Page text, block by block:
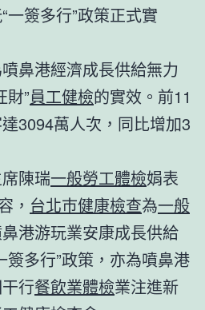
一簽多行”政策正式實
鼻港經濟成長供給無力
財”員工健檢的實效。前11
3094萬人次，同比增加3
陳瑞一般勞工體檢娟表
， 台北巿健康檢查為一般
港游玩業安康成長供給
簽多行”政策，亦為噴鼻港
行餐飲業體檢業注進新